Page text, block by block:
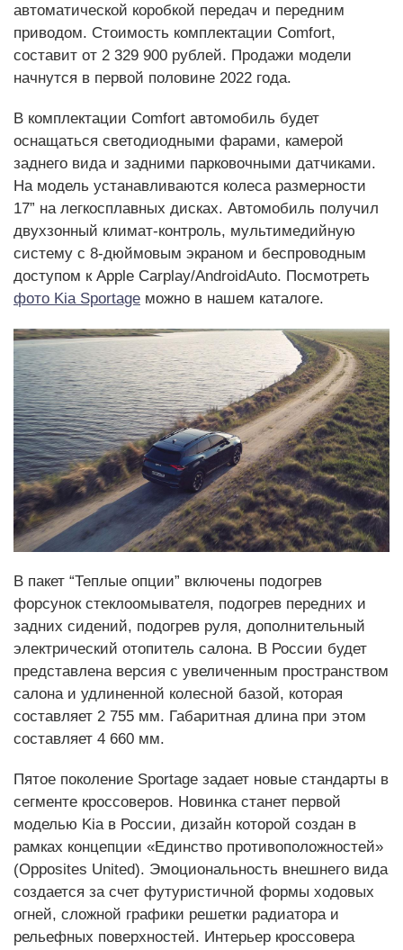
автоматической коробкой передач и передним
приводом. Стоимость комплектации Comfort,
составит от 2 329 900 рублей. Продажи модели
начнутся в первой половине 2022 года.
В комплектации Comfort автомобиль будет
оснащаться светодиодными фарами, камерой
заднего вида и задними парковочными датчиками.
На модель устанавливаются колеса размерности
17” на легкосплавных дисках. Автомобиль получил
двухзонный климат-контроль, мультимедийную
систему с 8-дюймовым экраном и беспроводным
доступом к Apple Carplay/AndroidAuto. Посмотреть
фото Kia Sportage можно в нашем каталоге.
В пакет “Теплые опции” включены подогрев
форсунок стеклоомывателя, подогрев передних и
задних сидений, подогрев руля, дополнительный
электрический отопитель салона. В России будет
представлена версия с увеличенным пространством
салона и удлиненной колесной базой, которая
составляет 2 755 мм. Габаритная длина при этом
составляет 4 660 мм.
Пятое поколение Sportage задает новые стандарты в
сегменте кроссоверов. Новинка станет первой
моделью Kia в России, дизайн которой создан в
рамках концепции «Единство противоположностей»
(Opposites United). Эмоциональность внешнего вида
создается за счет футуристичной формы ходовых
огней, сложной графики решетки радиатора и
рельефных поверхностей. Интерьер кроссовера